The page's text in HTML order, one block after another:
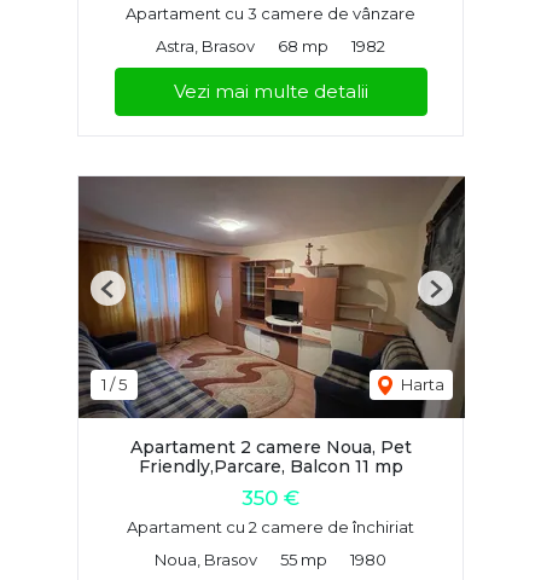
Apartament cu 3 camere de vânzare
Astra, Brasov
68 mp 1982
Vezi mai multe detalii
1 /5 Harta
Previous Next
Apartament 2 camere Noua, Pet
Friendly,Parcare, Balcon 11 mp
350 €
Apartament cu 2 camere de închiriat
Noua, Brasov
55 mp 1980